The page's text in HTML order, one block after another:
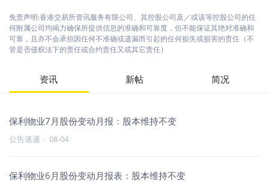
免责声明:香港交易所资讯服务有限公司、其控股公司及／或该等控股公司的任
何附属公司均竭力确保所提供信息的准确和可靠度，但不能保证其绝对准确和
可靠，且亦不会承担因任何不准确或遗漏而引起的任何损失或损害的责任（不
管是否侵权法下的责任或合约责任又或其它责任）
资讯 新帖 简况
保利物业7月股份变动月报：股本维持不变
公告速递 · 08-04
保利物业6月股份变动月报表：股本维持不变